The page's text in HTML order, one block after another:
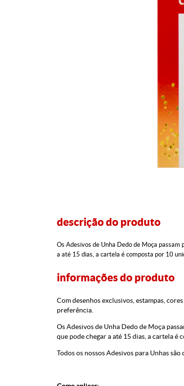
descrição do produto
Os Adesivos de Unha Dedo de Moça
a até 15 dias, a cartela é composta por 10
informações do produto
Com desenhos exclusivos, estampas,
preferência.
Os Adesivos de Unha Dedo de Moça
que pode chegar a até 15 dias, a cartela é
Todos os nossos Adesivos para Unhas